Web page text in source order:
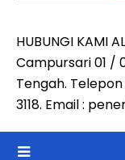
HUBUNGI KAMI
Campursari 01 /
Tengah.
3118. Email :